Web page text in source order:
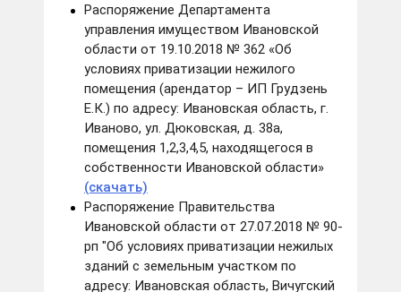
Распоряжение Департамента
управления имуществом Ивановской
области от 19.10.2018 № 362 «Об
условиях приватизации нежилого
помещения (арендатор – ИП Грудзень
Е.К.) по адресу: Ивановская область, г.
Иваново, ул. Дюковская, д. 38а,
помещения 1,2,3,4,5, находящегося в
собственности Ивановской области»
(скачать)
Распоряжение Правительства
Ивановской области от 27.07.2018 № 90-
рп "Об условиях приватизации нежилых
зданий с земельным участком по
адресу: Ивановская область, Вичугский